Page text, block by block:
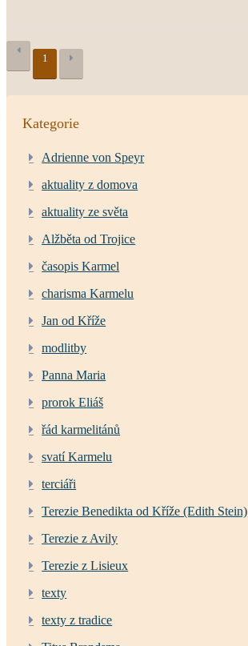
1
Kategorie
Adrienne von Speyr
aktuality z domova
aktuality ze světa
Alžběta od Trojice
časopis Karmel
charisma Karmelu
Jan od Kříže
modlitby
Panna Maria
prorok Eliáš
řád karmelitánů
svatí Karmelu
terciáři
Terezie Benedikta od Kříže (Edith Stein)
Terezie z Avily
Terezie z Lisieux
texty
texty z tradice